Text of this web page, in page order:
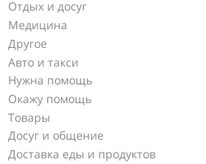
Отдых и досуг
Медицина
Другое
Авто и такси
Нужна помощь
Окажу помощь
Товары
Досуг и общение
Доставка еды и продуктов